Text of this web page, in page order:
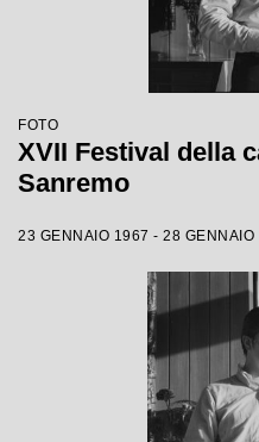
FOTO
XVII Festival della
Sanremo
23 GENNAIO 1967 - 28 GENNAIO